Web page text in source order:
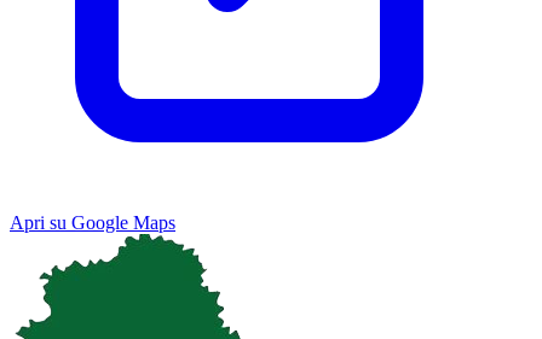
Apri su Google Maps
Map Satellite
Keyboard shortcuts